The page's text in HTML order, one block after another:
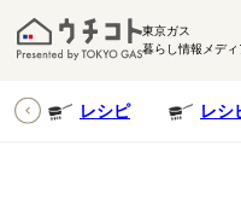
東京ガス
暮らし情報メディ
レシピ レシ